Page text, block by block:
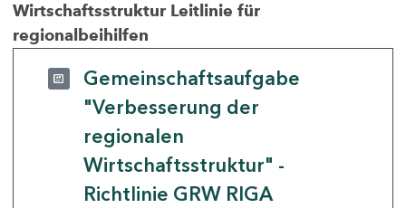
Wirtschaftsstruktur Leitlinie für
regionalbeihilfen
Gemeinschaftsaufgabe
"Verbesserung der
regionalen
Wirtschaftsstruktur" -
Richtlinie GRW RIGA